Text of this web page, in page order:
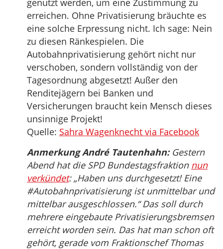
genutzt werden, um eine Zustimmung zu
erreichen. Ohne Privatisierung bräuchte es
eine solche Erpressung nicht. Ich sage: Nein
zu diesen Ränkespielen. Die
Autobahnprivatisierung gehört nicht nur
verschoben, sondern vollständig von der
Tagesordnung abgesetzt! Außer den
Renditejägern bei Banken und
Versicherungen braucht kein Mensch dieses
unsinnige Projekt!
Quelle: Sahra Wagenknecht via Facebook
Anmerkung André Tautenhahn:Gestern
Abend hat die SPD Bundestagsfraktion nun
verkündet: „Haben uns durchgesetzt! Eine
#Autobahnprivatisierung ist unmittelbar und
mittelbar ausgeschlossen.“ Das soll durch
mehrere eingebaute Privatisierungsbremsen
erreicht worden sein. Das hat man schon oft
gehört, gerade vom Fraktionschef Thomas